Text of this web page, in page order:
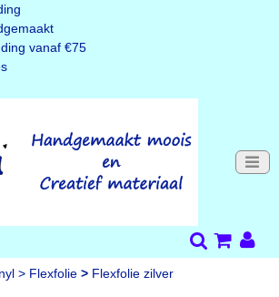
vanaf €75
> Flexfolie > Flexfolie zilver